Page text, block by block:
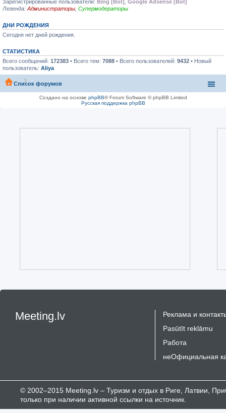
Зарегистрированные пользователи: Bing [Bot]
Google Adsense [Bot]
Легенда: Администраторы Супермодераторы
ДНИ РОЖДЕНИЯ
Сегодня нет дней рождения.
СТАТИСТИКА
Всего сообщений: 172383 • Всего тем: 7088 • Всего пользователей: 9432 • Новый
пользователь: Aliya
Список форумов
Создано на основе phpBB® Forum Software © phpBB Limited
Русская поддержка phpBB
Meeting.lv
Реклама и
Pasūtīt reklāmu
Работа
неОфициальная
© 2002–2015 Meeting.lv – Туризм и отдых в Риге, Латвии,
только при наличии активной ссылки на источник.